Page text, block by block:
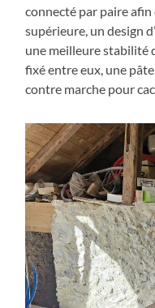
connecté par paire afin
supérieure, un design
une meilleure stabilité
fixé entre eux, une
contre marche pour